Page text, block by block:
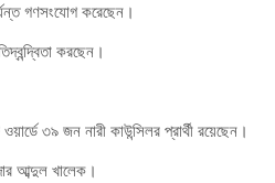
গণসংযোগ করেছেন।
করছেন।
৩৯ জন নারী কাউন্সিলর প্রার্থী রয়েছেন।
আব্দুল খালেক।